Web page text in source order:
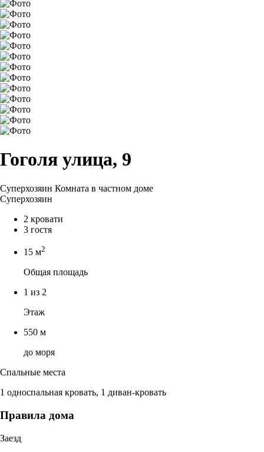
Гоголя улица, 9
Суперхозяин Комната в частном доме
Суперхозяин
2 кровати
3 гостя
15 м2
Общая площадь
1 из 2
Этаж
550 м
до моря
Спальные места
1 односпальная кровать, 1 диван-кровать
Правила дома
Заезд